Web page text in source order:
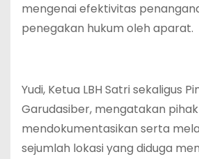
mengenai efektivitas
penegakan hukum oleh aparat.
Yudi, Ketua LBH Satri sekaligus
Garudasiber, mengatakan
mendokumentasikan serta
sejumlah lokasi yang diduga